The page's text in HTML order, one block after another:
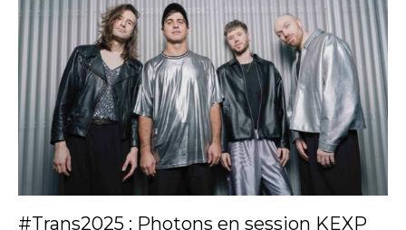
#Trans2025 : Photons en session KEXP